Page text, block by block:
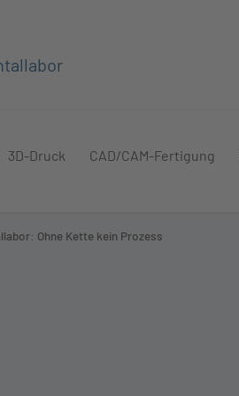
3D-Druck CAD/CAM-Fertigung
Ohne Kette kein Prozess